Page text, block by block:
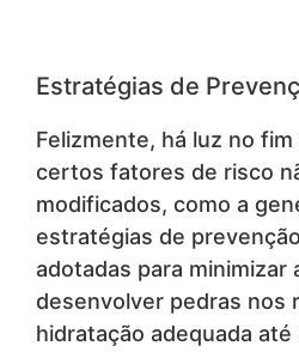
Estratégias de
Felizmente, há luz no
certos fatores de risco
modificados, como a
estratégias de
adotadas para minimizar
desenvolver pedras nos
hidratação adequada